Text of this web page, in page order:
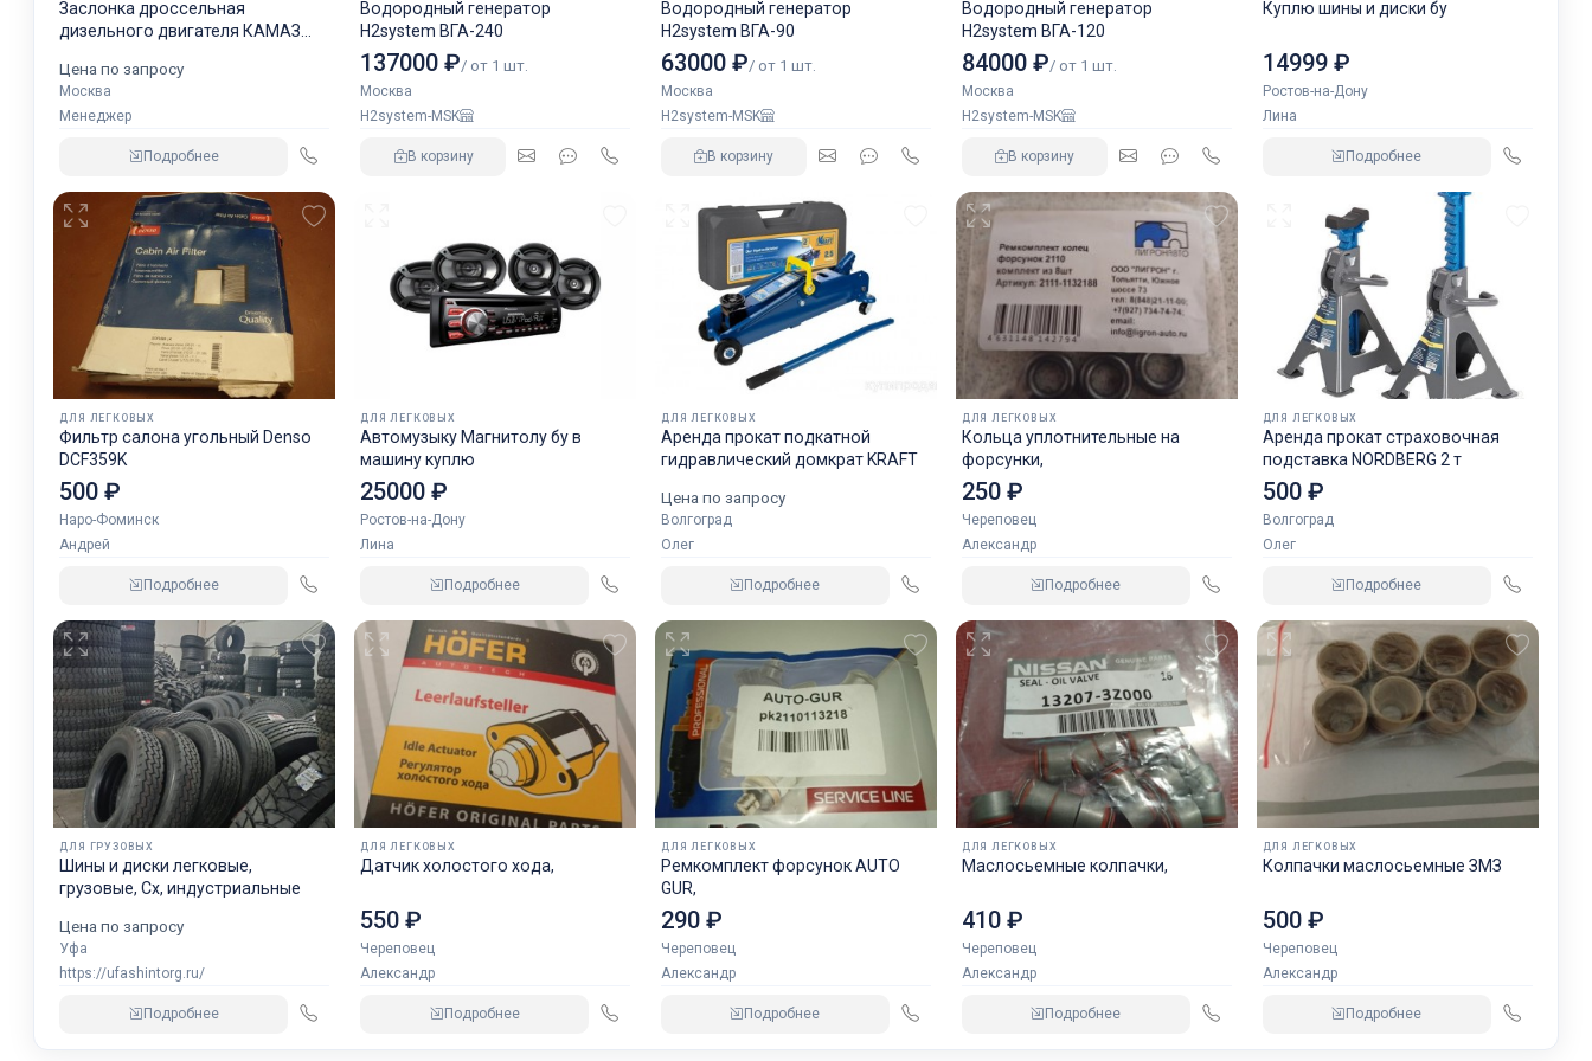
Заслонка дроссельная
дизельного двигателя КАМАЗ
Цена по запросу
Москва
Менеджер
Подробнее
Водородный генератор
H2system ВГА-240
137000 ₽/ от 1 шт.
Москва
H2system-MSK
В корзину
Водородный генератор
H2system ВГА-90
63000 ₽/ от 1 шт.
Москва
H2system-MSK
В корзину
Водородный генератор
H2system ВГА-120
84000 ₽/ от 1 шт.
Москва
H2system-MSK
В корзину
Куплю шины и диски бу
14999 ₽
Ростов-на-Дону
Лина
Подробнее
ДЛЯ ЛЕГКОВЫХ
Фильтр салона угольный Denso
DCF359K
500 ₽
Наро-Фоминск
Андрей
Подробнее
ДЛЯ ЛЕГКОВЫХ
Автомузыку Магнитолу бу в
машину куплю
25000 ₽
Ростов-на-Дону
Лина
Подробнее
ДЛЯ ЛЕГКОВЫХ
Аренда прокат подкатной
гидравлический домкрат KRAFT
Цена по запросу
Волгоград
Олег
Подробнее
ДЛЯ ЛЕГКОВЫХ
Кольца уплотнительные на
форсунки,
250 ₽
Череповец
Александр
Подробнее
ДЛЯ ЛЕГКОВЫХ
Аренда прокат страховочная
подставка NORDBERG 2 т
500 ₽
Волгоград
Олег
Подробнее
ДЛЯ ГРУЗОВЫХ
Шины и диски легковые,
грузовые, Сх, индустриальные
Цена по запросу
Уфа
https://ufashintorg.ru/
Подробнее
ДЛЯ ЛЕГКОВЫХ
Датчик холостого хода,
550 ₽
Череповец
Александр
Подробнее
ДЛЯ ЛЕГКОВЫХ
Ремкомплект форсунок AUTO
GUR,
290 ₽
Череповец
Александр
Подробнее
ДЛЯ ЛЕГКОВЫХ
Маслосьемные колпачки,
410 ₽
Череповец
Александр
Подробнее
ДЛЯ ЛЕГКОВЫХ
Колпачки маслосьемные ЗМЗ
500 ₽
Череповец
Александр
Подробнее